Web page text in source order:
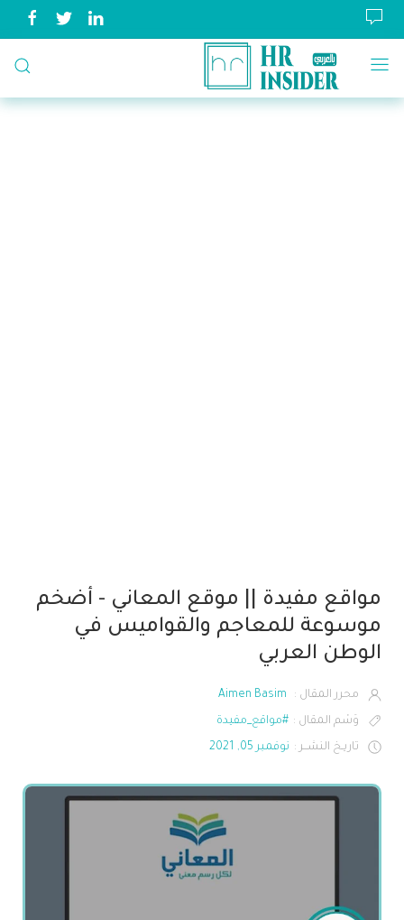
مواقع مفيدة || موقع المعاني - أضخم
موسوعة للمعاجم والقواميس في
الوطن العربي
محرر المقال : Aimen Basim
وَسْم المقال : #مواقع_مفيدة
تاريـخ النشــر : نوفمبر 05, 2021